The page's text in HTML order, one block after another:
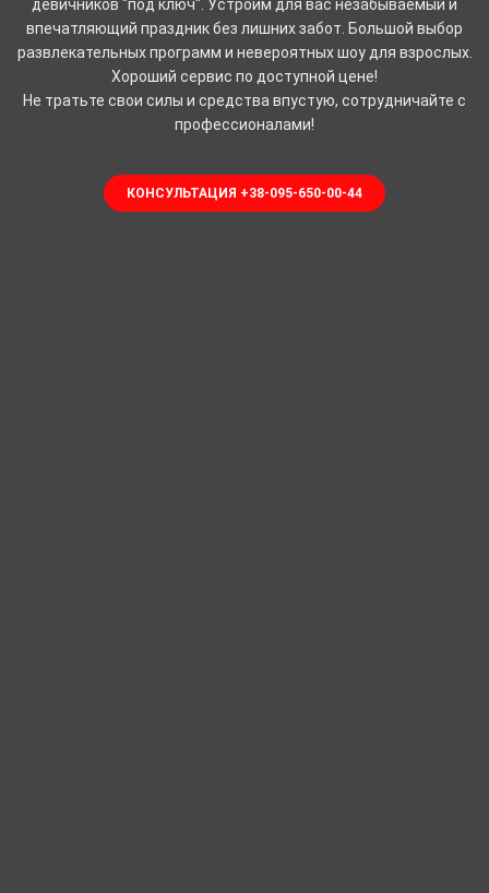
девичников "под ключ". Устроим для вас незабываемый и
впечатляющий праздник без лишних забот. Большой выбор
развлекательных программ и невероятных шоу для взрослых.
Хороший сервис по доступной цене!
Не тратьте свои силы и средства впустую, сотрудничайте с
профессионалами!
КОНСУЛЬТАЦИЯ +38-095-650-00-44